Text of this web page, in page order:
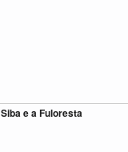
Siba e a Fuloresta